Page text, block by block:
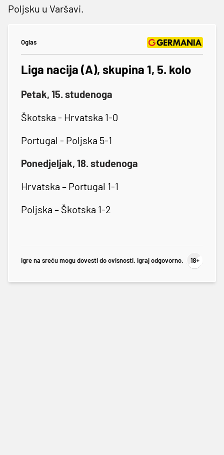
Poljsku u Varšavi.
Oglas
Liga nacija (A), skupina 1, 5. kolo
Petak, 15. studenoga
Škotska - Hrvatska 1-0
Portugal - Poljska 5-1
Ponedjeljak, 18. studenoga
Hrvatska – Portugal 1-1
Poljska – Škotska 1-2
Igre na sreću mogu dovesti do ovisnosti. Igraj odgovorno.